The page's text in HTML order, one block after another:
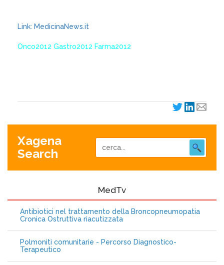
Link: MedicinaNews.it
Onco2012 Gastro2012 Farma2012
Xagena
Search
MedTv
Antibiotici nel trattamento della Broncopneumopatia
Cronica Ostruttiva riacutizzata
Polmoniti comunitarie - Percorso Diagnostico-
Terapeutico